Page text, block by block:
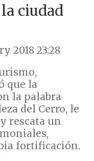
ciudad
2018 23:28
que la
la palabra
del Cerro, le
rescata un
fortificación.